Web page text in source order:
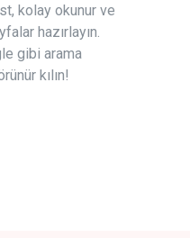
kolay okunur ve
hazırlayın.
gibi arama
kılın!